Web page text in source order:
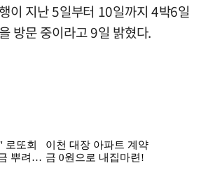
이 지난 5일부터 10일까지 4박6일
방문 중이라고 9일 밝혔다.